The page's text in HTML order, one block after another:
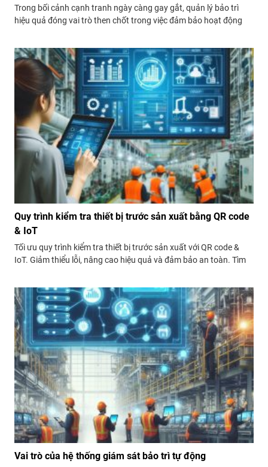
Trong bối cảnh cạnh tranh ngày càng gay gắt, quản lý bảo trì
hiệu quả đóng vai trò then chốt trong việc đảm bảo hoạt động
Tại Việt Nam, nhiều doanh nghiệp vẫn đang...
Quy trình kiểm tra thiết bị trước sản xuất bằng QR code
& IoT
Tối ưu quy trình kiểm tra thiết bị trước sản xuất với QR code &
IoT. Giảm thiểu lỗi, nâng cao hiệu quả và đảm bảo an toàn. Tìm
Vai trò của hệ thống giám sát bảo trì tự động